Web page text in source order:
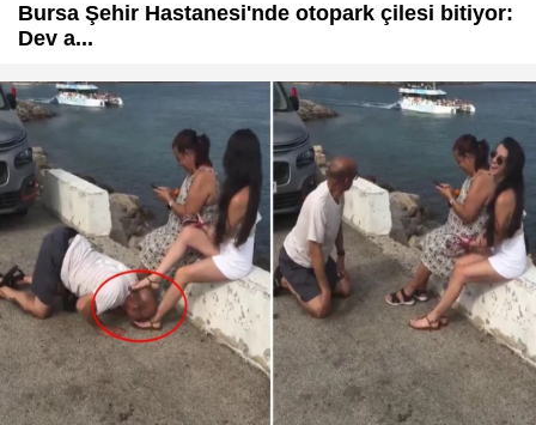
Bursa Şehir Hastanesi'nde otopark çilesi bitiyor:
Dev a...